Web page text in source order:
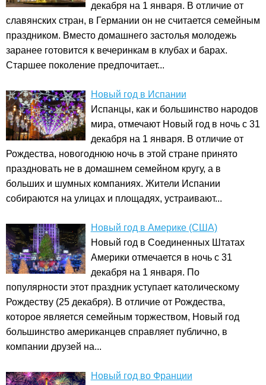
декабря на 1 января. В отличие от
славянских стран, в Германии он не считается семейным
праздником. Вместо домашнего застолья молодежь
заранее готовится к вечеринкам в клубах и барах.
Старшее поколение предпочитает...
Новый год в Испании
Испанцы, как и большинство народов
мира, отмечают Новый год в ночь с 31
декабря на 1 января. В отличие от
Рождества, новогоднюю ночь в этой стране принято
праздновать не в домашнем семейном кругу, а в
больших и шумных компаниях. Жители Испании
собираются на улицах и площадях, устраивают...
Новый год в Америке (США)
Новый год в Соединенных Штатах
Америки отмечается в ночь с 31
декабря на 1 января. По
популярности этот праздник уступает католическому
Рождеству (25 декабря). В отличие от Рождества,
которое является семейным торжеством, Новый год
большинство американцев справляет публично, в
компании друзей на...
Новый год во Франции